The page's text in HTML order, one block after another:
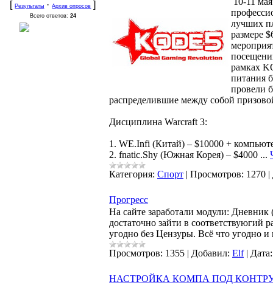
[Результаты ·Архив опросов ]
Всего ответов: 24
лучших
размере
рамках
питания
провели
распределившие между собой
Дисциплина Warcraft 3:
1. WE.Infi (Китай) – $10000 +
2. fnatic.Shy (Южная Корея) – $4000 ...
Категория: Спорт | Просмотров: 1270 |
Прогресс
На сайте заработали модули:
достаточно зайти в соответствуюгий
угодно без Цензуры. Всё что угодно
Просмотров: 1355 | Добавил: Elf | Дата:
НАСТРОЙКА КОМПА ПОД